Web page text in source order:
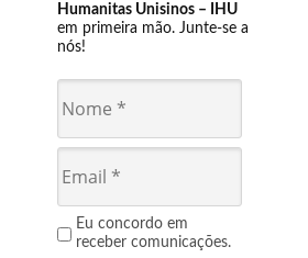
Humanitas Unisinos – IHU
em primeira mão. Junte-se a
nós!
Eu concordo em
receber comunicações.